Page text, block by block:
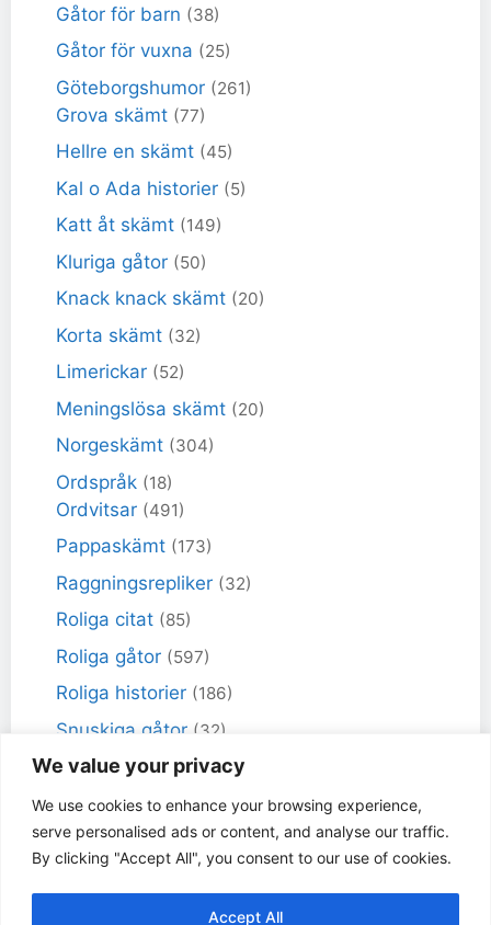
We value your privacy
We use cookies to enhance your browsing experience,
serve personalised ads or content, and analyse our traffic.
By clicking "Accept All", you consent to our use of cookies.
Accept All
Gåtor för barn (38)
Gåtor för vuxna (25)
Göteborgshumor (261)
Grova skämt (77)
Hellre en skämt (45)
Kal o Ada historier (5)
Katt åt skämt (149)
Kluriga gåtor (50)
Knack knack skämt (20)
Korta skämt (32)
Limerickar (52)
Meningslösa skämt (20)
Norgeskämt (304)
Ordspråk (18)
Ordvitsar (491)
Pappaskämt (173)
Raggningsrepliker (32)
Roliga citat (85)
Roliga gåtor (597)
Roliga historier (186)
Snuskiga gåtor (32)
Snuskiga skämt(98)
Sportskämt (18)
Torra skämt (461)